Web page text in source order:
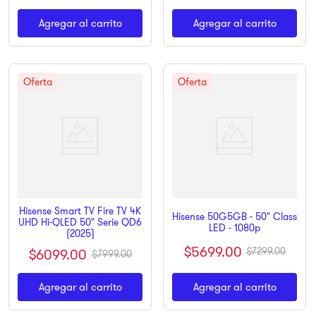
Agregar al carrito Agregar al carrito
Hisense Smart TV Fire TV 4K
UHD Hi-QLED 50" Serie QD6
(2025)
$6099.00 $7999.00
Agregar al carrito
Hisense 50G5GB - 50" Class
LED - 1080p
$5699.00 $7299.00
Agregar al carrito